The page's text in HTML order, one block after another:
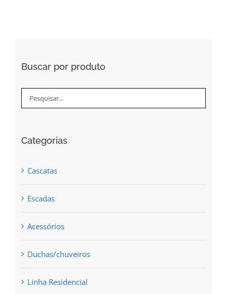
Buscar por produto
Categorias
Cascatas
Escadas
Acessórios
Duchas/chuveiros
Linha Residencial